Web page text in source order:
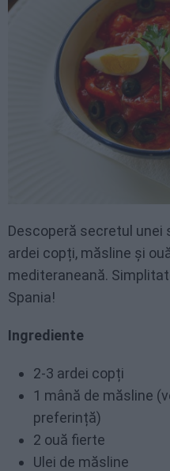
Descoperă secretul
ardei copți, măsline și
mediteraneană.
Spania!
Ingrediente
2-3 ardei copți
1 mână de măsline
preferință)
2 ouă fierte
Ulei de măsline